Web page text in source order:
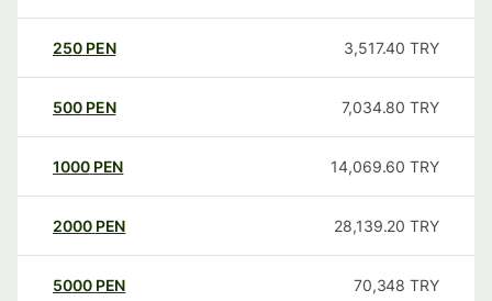
250 PEN 3,517.40 TRY
500 PEN 7,034.80 TRY
1000 PEN 14,069.60 TRY
2000 PEN 28,139.20 TRY
5000 PEN 70,348 TRY